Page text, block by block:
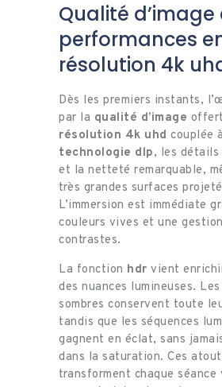
Qualité d’image
performances
résolution 4k
Dès les premiers instants,
par la qualité d’image
résolution 4k uhd couplée
technologie dlp, les détails
et la netteté remarquable,
très grandes surfaces
L’immersion est immédiate
couleurs vives et une
contrastes.
La fonction hdr vient
des nuances lumineuses.
sombres conservent toute
tandis que les séquences
gagnent en éclat, sans
dans la saturation. Ces
transforment chaque séance